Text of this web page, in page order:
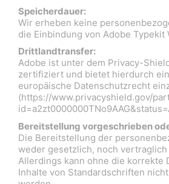
Speicherdauer:
Wir erheben keine
die Einbindung von Adobe Typekit
Drittlandtransfer:
Adobe ist unter dem Privacy-
zertifiziert und bietet hierdurch
europäische Datenschutzrecht
(https://www.privacyshield.gov/
Bereitstellung vorgeschrieben
Die Bereitstellung der
weder gesetzlich, noch
Allerdings kann ohne die korrekte
Inhalte von Standardschriften